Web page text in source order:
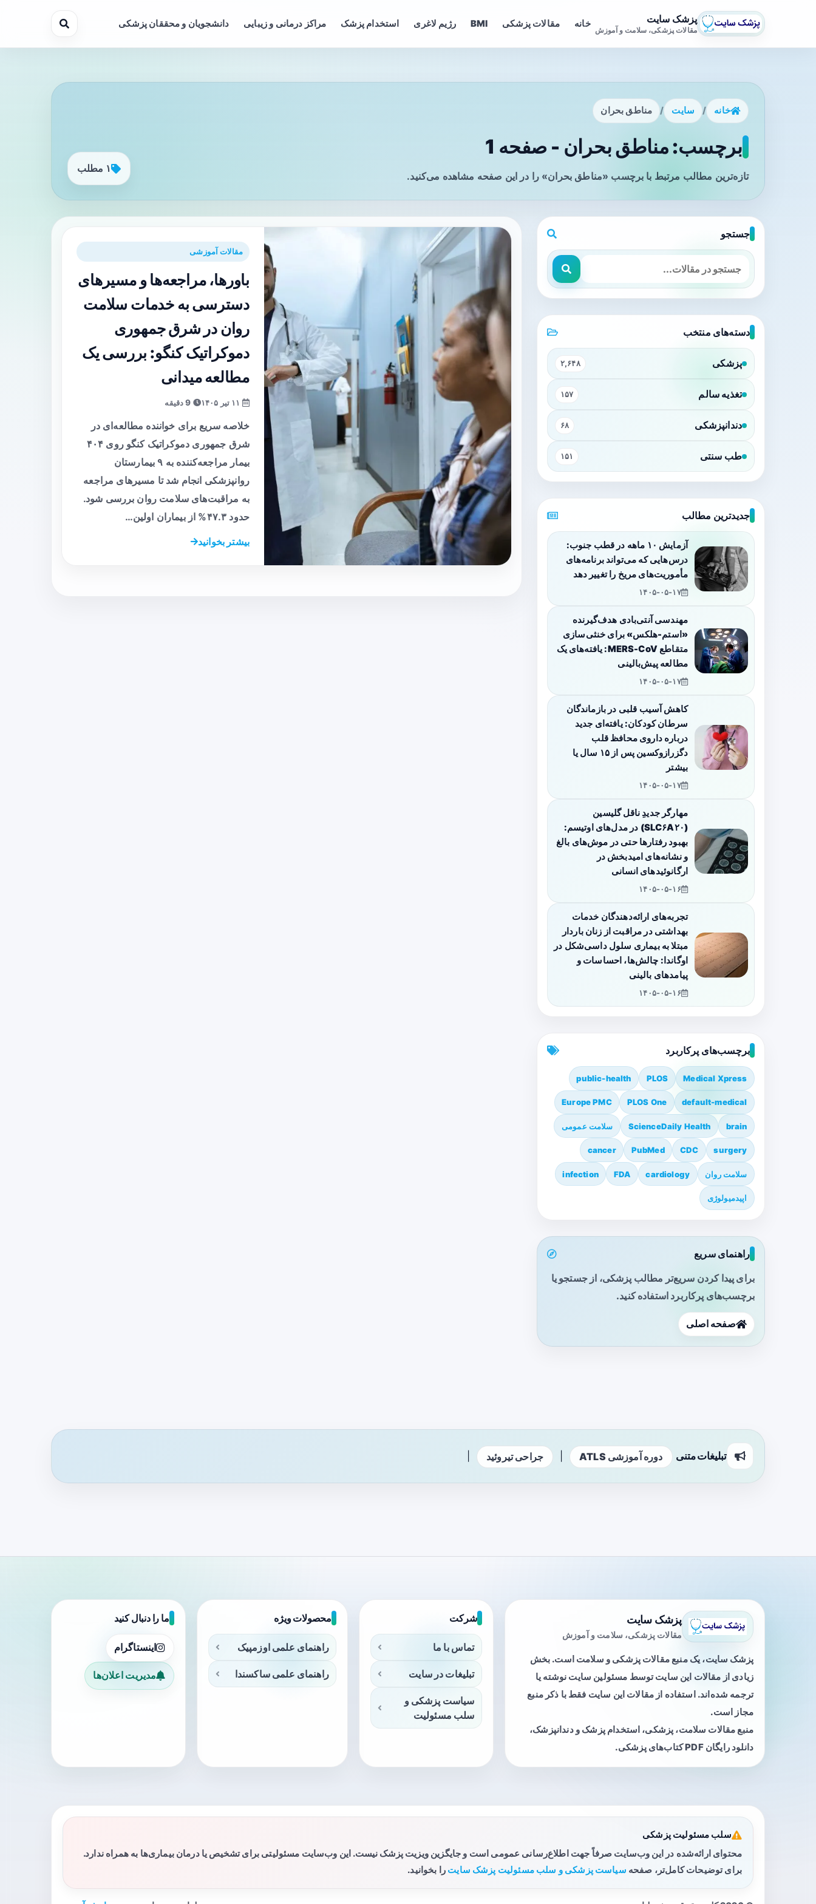
پزشک سایت
مقالات پزشکی، سلامت و آموزش
خانه مقالات پزشکی BMI رژیم لاغری استخدام پزشک مراکز درمانی و زیبایی دانشجویان و محققان پزشکی
خانه / سایت / مناطق بحران
برچسب: مناطق بحران - صفحه 1
تازه‌ترین مطالب مرتبط با برچسب «مناطق بحران» را در این صفحه مشاهده می‌کنید.
۱ مطلب
مقالات آموزشی
باورها، مراجعه‌ها و مسیرهای
دسترسی به خدمات سلامت
روان در شرق جمهوری
دموکراتیک کنگو: بررسی یک
مطالعه میدانی
خلاصه سریع برای خواننده مطالعه‌ای در
شرق جمهوری دموکراتیک کنگو روی ۴۰۴
بیمار مراجعه‌کننده به ۹ بیمارستان
روانپزشکی انجام شد تا مسیرهای مراجعه
به مراقبت‌های سلامت روان بررسی شود.
حدود ۴۷.۳% از بیماران اولین…
بیشتر بخوانید
جستجو
دسته‌های منتخب
پزشکی ۲,۶۴۸
تغذیه سالم ۱۵۷
دندانپزشکی ۶۸
طب سنتی ۱۵۱
جدیدترین مطالب
آزمایش ۱۰ ماهه در قطب جنوب:
درس‌هایی که می‌تواند برنامه‌های
مأموریت‌های مریخ را تغییر دهد
۱۴۰۵-۰۵-۱۷
مهندسی آنتی‌بادی هدف‌گیرنده
«استم-هلکس» برای خنثی‌سازی
متقاطع MERS-CoV: یافته‌های یک
مطالعه پیش‌بالینی
۱۴۰۵-۰۵-۱۷
کاهش آسیب قلبی در بازماندگان
سرطان کودکان: یافته‌ای جدید
درباره داروی محافظ قلب
دگزرازوکسین پس از ۱۵ سال یا
بیشتر
۱۴۰۵-۰۵-۱۷
مهارگر جدیدِ ناقل گلیسین
(SLC۶A۲۰) در مدل‌های اوتیسم:
بهبود رفتارها حتی در موش‌های بالغ
و نشانه‌های امیدبخش در
ارگانوئیدهای انسانی
۱۴۰۵-۰۵-۱۶
تجربه‌های ارائه‌دهندگان خدمات
بهداشتی در مراقبت از زنان باردار
مبتلا به بیماری سلول داسی‌شکل در
اوگاندا: چالش‌ها، احساسات و
پیامدهای بالینی
۱۴۰۵-۰۵-۱۶
برچسب‌های پرکاربرد
Medical Xpress
PLOS
public-health
default-medical
PLOS One
Europe PMC
brain
ScienceDaily Health سلامت عمومی
surgery
CDC
PubMed
cancer
سلامت روان cardiology
FDA
infection
اپیدمیولوژی
راهنمای سریع
برای پیدا کردن سریع‌تر مطالب پزشکی، از جستجو یا
برچسب‌های پرکاربرد استفاده کنید.
صفحه اصلی
تبلیغات متنی دوره آموزشی ATLS جراحی تیروئید
پزشک سایت
مقالات پزشکی، سلامت و آموزش
پزشک سایت، یک منبع مقالات پزشکی و سلامت است. بخش
زیادی از مقالات این سایت توسط مسئولین سایت نوشته یا
ترجمه شده‌اند. استفاده از مقالات این سایت فقط با ذکر منبع
مجاز است.
منبع مقالات سلامت، پزشکی، استخدام پزشک و دندانپزشک،
دانلود رایگان PDF کتاب‌های پزشکی.
شرکت
تماس با ما
تبلیغات در سایت
سیاست پزشکی و
سلب مسئولیت
محصولات ویژه
راهنمای علمی اوزمپیک
راهنمای علمی ساکسندا
ما را دنبال کنید
اینستاگرام
مدیریت اعلان‌ها
سلب مسئولیت پزشکی
محتوای ارائه‌شده در این وب‌سایت صرفاً جهت اطلاع‌رسانی عمومی است و جایگزین ویزیت پزشک نیست. این وب‌سایت مسئولیتی برای تشخیص یا درمان بیماری‌ها به همراه ندارد.
برای توضیحات کامل‌تر، صفحه سیاست پزشکی و سلب مسئولیت پزشک سایت را بخوانید.